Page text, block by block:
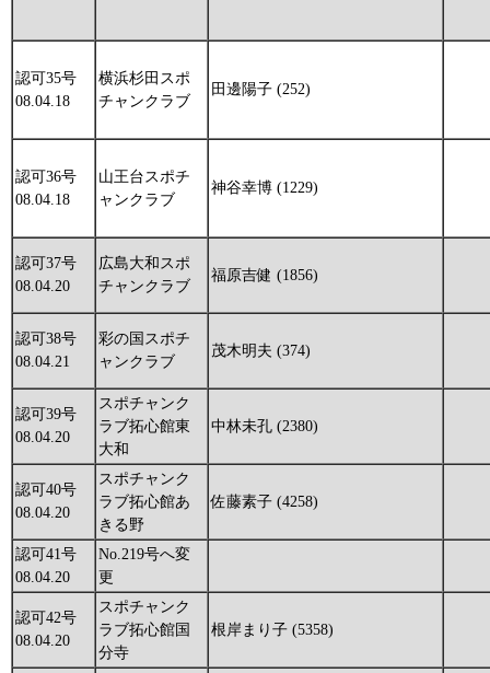
認可35号
08.04.18
横浜杉田スポ
チャンクラブ
田邊陽子 (252)
認可36号
08.04.18
山王台スポチ
ャンクラブ
神谷幸博 (1229)
認可37号
08.04.20
広島大和スポ
チャンクラブ
福原吉健 (1856)
認可38号
08.04.21
彩の国スポチ
ャンクラブ
茂木明夫 (374)
認可39号
08.04.20
スポチャンク
ラブ拓心館東
大和
中林未孔 (2380)
認可40号
08.04.20
スポチャンク
ラブ拓心館あ
きる野
佐藤素子 (4258)
認可41号
08.04.20
No.219号へ変
更
認可42号
08.04.20
スポチャンク
ラブ拓心館国
分寺
根岸まり子 (5358)